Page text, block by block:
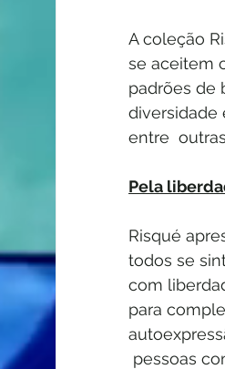
A coleção
se aceitem
padrões de
diversidade
entre
Pela
Risqué
todos se
com
para
pessoas